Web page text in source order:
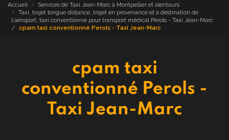
Accueil
Services de Taxi Jean-Marc à Montpellier et alentours
Taxi, trajet longue distance, trajet en provenance et à destination de
l'aéroport, taxi conventionné pour transport médical Perols - Taxi Jean-Marc
cpam taxi conventionné Perols - Taxi Jean-Marc
cpam taxi
conventionné Perols -
Taxi Jean-Marc